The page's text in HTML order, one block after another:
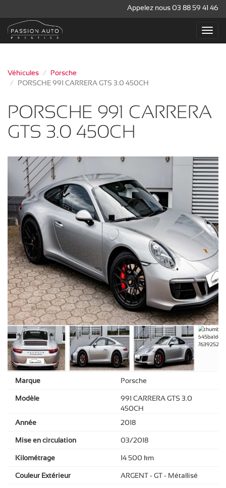
Appelez nous 03 88 59 41 46
Véhicules
Porsche
PORSCHE 991 CARRERA GTS 3.0 450CH
PORSCHE 991 CARRERA
GTS 3.0 450CH
Marque Porsche
Modèle
991 CARRERA GTS 3.0
450CH
Année
2018
Mise en circulation 03/2018
Kilométrage 14 500 km
Couleur Extérieur ARGENT - GT - Métallisé